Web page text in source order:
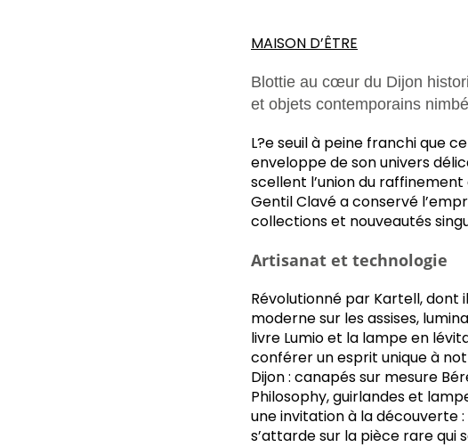
MAISON D’ÊTRE
Blottie au cœur du Dijon
et objets contemporains
L?e seuil à peine franchi que
enveloppe de son univers
scellent l’union du raffinement
Gentil Clavé a conservé
collections et nouveautés
Artisanat et technologie
Révolutionné par Kartell,
moderne sur les assises,
livre Lumio et la lampe en
conférer un esprit unique à
Dijon : canapés sur mesure
Philosophy, guirlandes et
une invitation à la découverte
s’attarde sur la pièce rare qui